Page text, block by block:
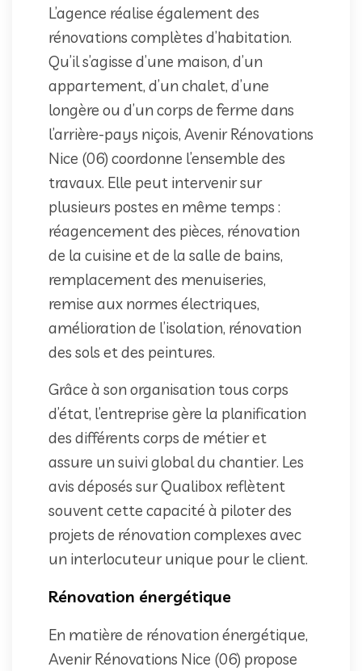
L’agence réalise également des
rénovations complètes d’habitation.
Qu’il s’agisse d’une maison, d’un
appartement, d’un chalet, d’une
longère ou d’un corps de ferme dans
l’arrière-pays niçois, Avenir Rénovations
Nice (06) coordonne l’ensemble des
travaux. Elle peut intervenir sur
plusieurs postes en même temps :
réagencement des pièces, rénovation
de la cuisine et de la salle de bains,
remplacement des menuiseries,
remise aux normes électriques,
amélioration de l’isolation, rénovation
des sols et des peintures.
Grâce à son organisation tous corps
d’état, l’entreprise gère la planification
des différents corps de métier et
assure un suivi global du chantier. Les
avis déposés sur Qualibox reflètent
souvent cette capacité à piloter des
projets de rénovation complexes avec
un interlocuteur unique pour le client.
Rénovation énergétique
En matière de rénovation énergétique,
Avenir Rénovations Nice (06) propose